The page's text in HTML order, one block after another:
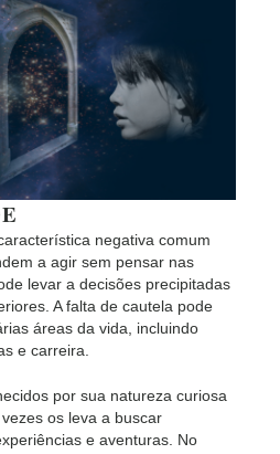
negativa comum
a agir sem pensar nas
levar a decisões precipitadas
A falta de cautela pode
áreas da vida, incluindo
e carreira.
por sua natureza curiosa
os leva a buscar
e aventuras. No